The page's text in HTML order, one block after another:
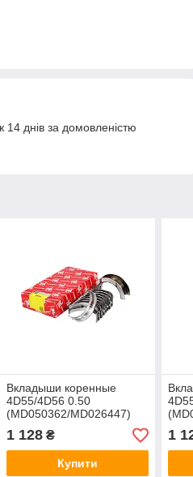
днів за домовленістю
Вкладыши коренные
4D55/4D56 0.50
(MD050362/MD026447)
TAIHO
1 128₴
Купити
1